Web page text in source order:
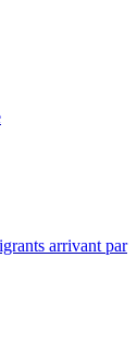
arrivant par